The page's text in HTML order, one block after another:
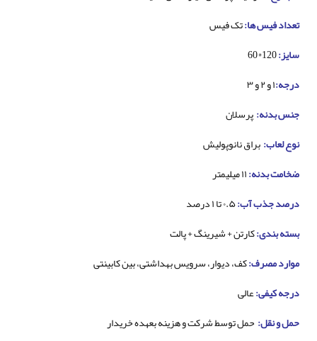
تعداد فیس ها:تک فیس
سایز:
درجه:۱ و ۲ و ۳
جنس بدنه:پرسلان
نوع لعاب:براق نانوپولیش
ضخامت بدنه:
درصد جذب آب:
بسته بندی:کارتن + شیرینگ + پالت
موارد مصرف:کف، دیوار، سرویس بهداشتی، بین کابینتی
درجه کیفی:عالی
حمل و نقل: حمل توسط شرکت و هزینه بعهده خریدار